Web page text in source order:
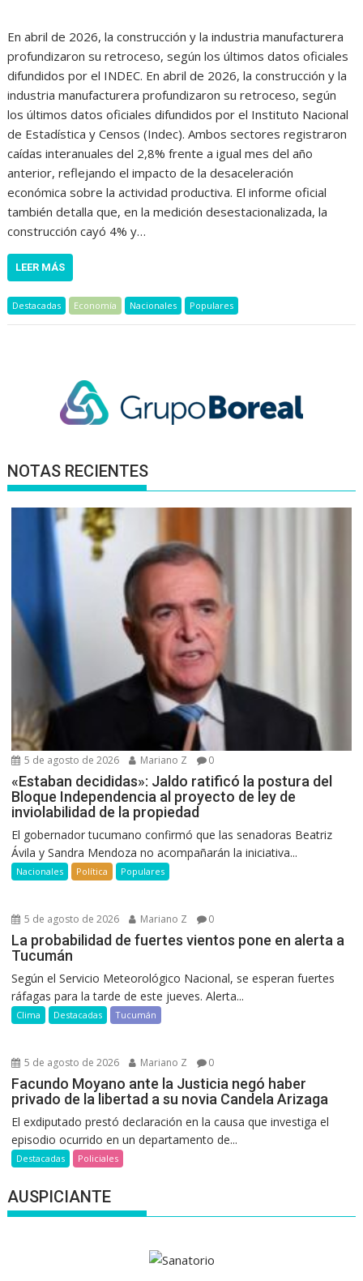
En abril de 2026, la construcción y la industria manufacturera
profundizaron su retroceso, según los últimos datos oficiales
difundidos por el INDEC. En abril de 2026, la construcción y la
industria manufacturera profundizaron su retroceso, según
los últimos datos oficiales difundidos por el Instituto Nacional
de Estadística y Censos (Indec). Ambos sectores registraron
caídas interanuales del 2,8% frente a igual mes del año
anterior, reflejando el impacto de la desaceleración
económica sobre la actividad productiva. El informe oficial
también detalla que, en la medición desestacionalizada, la
construcción cayó 4% y…
LEER MÁS
Destacadas Economía Nacionales Populares
NOTAS RECIENTES
5 de agosto de 2026 Mariano Z 0
«Estaban decididas»: Jaldo ratificó la postura del
Bloque Independencia al proyecto de ley de
inviolabilidad de la propiedad
El gobernador tucumano confirmó que las senadoras Beatriz
Ávila y Sandra Mendoza no acompañarán la iniciativa...
Nacionales Política Populares
5 de agosto de 2026 Mariano Z 0
La probabilidad de fuertes vientos pone en alerta a
Tucumán
Según el Servicio Meteorológico Nacional, se esperan fuertes
ráfagas para la tarde de este jueves. Alerta...
Clima Destacadas Tucumán
5 de agosto de 2026 Mariano Z 0
Facundo Moyano ante la Justicia negó haber
privado de la libertad a su novia Candela Arizaga
El exdiputado prestó declaración en la causa que investiga el
episodio ocurrido en un departamento de...
Destacadas Policiales
AUSPICIANTE